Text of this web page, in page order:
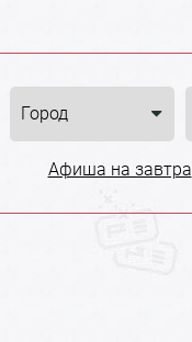
Афиша на завтра